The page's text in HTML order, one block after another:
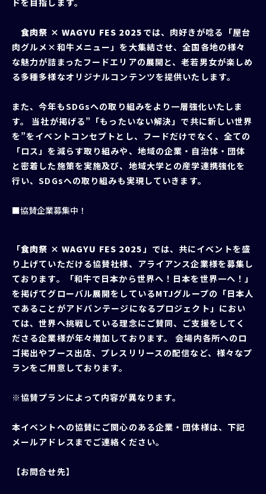
ドを目指します。
食肉祭 × WAGYU FES 2025 では、肉好きが唸る「屋台
肉グルメ×和牛メニュー」を⼤集結させ、全国各地の様々
な魅⼒が詰まったフードエリアの展開と、⽼若男⼥が楽しめ
る多種多様なオリジナルコンテンツを提供いたします。
また、今年もSDGsへの取り組みをより⼀層強化いたしま
す。 当社が掲げる”「もったいない解決」で共に新しい世界
を”をイベントコンセプトとし、フードだけでなく、全ての
「ロス」を減らす取り組みや、地域の企業・⾃治体・団体
と密着した施策を実施及び、地域大学との産学連携強化を
行い、SDGsへの取り組みも実現していきます。
■協賛企業募集中！
「食肉祭 × WAGYU FES 2025」では、共にイベントを盛
り上げていただける協賛社様、アライアンス企業様を募集し
ております。「和⽜で⽇本から世界へ！⽇本を世界⼀へ！」
を掲げてグローバル展開をしているMTJグループの「⽇本⼈
であることがアドバンテージになるプロジェクト」におい
ては、世界へ挑戦している理念にご賛同、ご⽀援をしてく
ださる企業様が年々増加しております。 会場内各所へのロ
ゴ掲出やブース出店、プレスリリースの配信など、様々なプ
ランをご⽤意しております。
※協賛プランによって内容が異なります。
本イベントへの協賛にご関⼼のある企業・団体様は、下記
メールアドレスまでご連絡ください。
【お問合せ先】